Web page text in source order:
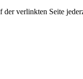
verlinkten Seite